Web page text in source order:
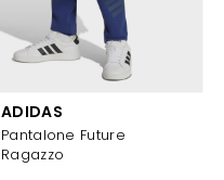
ADIDAS
Pantalone Future
Ragazzo